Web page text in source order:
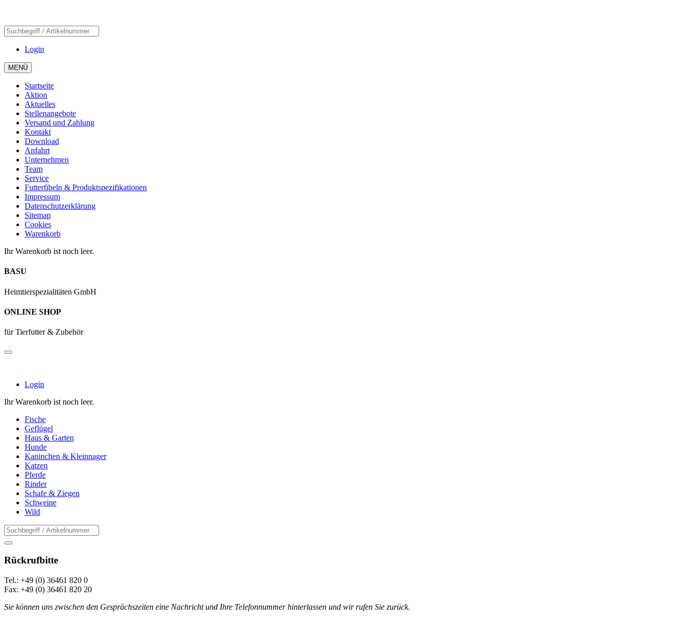
Login
MENÜ
Startseite
Aktion
Aktuelles
Stellenangebote
Versand und Zahlung
Kontakt
Download
Anfahrt
Unternehmen
Team
Service
Futterfibeln & Produktspezifikationen
Impressum
Datenschutzerklärung
Sitemap
Cookies
Warenkorb
Ihr Warenkorb ist noch leer.
BASU
Heimtierspezialitäten GmbH
ONLINE SHOP
für Tierfutter & Zubehör
Login
Ihr Warenkorb ist noch leer.
Fische
Geflügel
Haus & Garten
Hunde
Kaninchen & Kleinnager
Katzen
Pferde
Rinder
Schafe & Ziegen
Schweine
Wild
Rückrufbitte
Tel.: +49 (0) 36461 820 0
Fax: +49 (0) 36461 820 20
Sie können uns zwischen den Gesprächszeiten eine Nachricht und Ihre Telefonnummer hinterlassen und wir rufen Sie zurück.